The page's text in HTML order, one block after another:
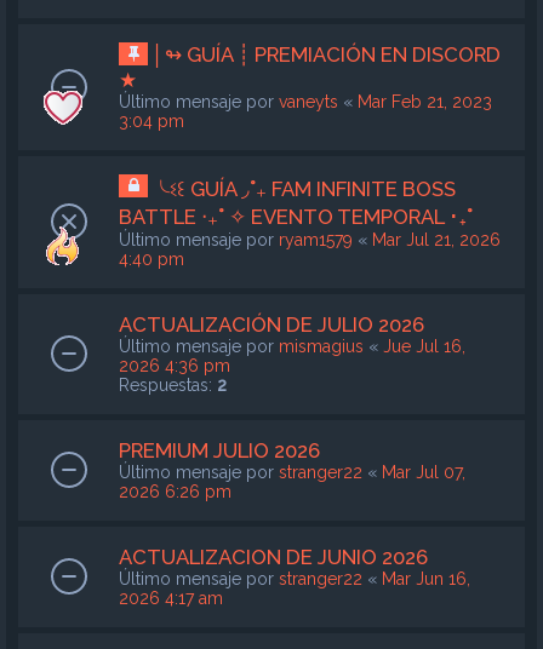
│↬ GUÍA ┊ PREMIACIÓN EN DISCORD
★
Último mensaje por vaneyts « Mar Feb 21, 2023
3:04 pm
╰ଽ꒰ GUÍA ◞˚₊ FAM INFINITE BOSS
BATTLE ‧₊˚ ✧ EVENTO TEMPORAL ･₊˚
Último mensaje por ryam1579 « Mar Jul 21, 2026
4:40 pm
ACTUALIZACIÓN DE JULIO 2026
Último mensaje por mismagius « Jue Jul 16,
2026 4:36 pm
Respuestas: 2
PREMIUM JULIO 2026
Último mensaje por stranger22 « Mar Jul 07,
2026 6:26 pm
ACTUALIZACION DE JUNIO 2026
Último mensaje por stranger22 « Mar Jun 16,
2026 4:17 am